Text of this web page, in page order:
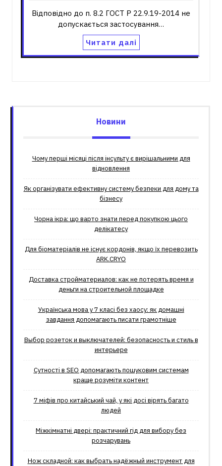
Відповідно до п. 8.2 ГОСТ Р 22.9.19-2014 не
допускається застосування…
Читати далі
Новини
Чому перші місяці після інсульту є вирішальними для
відновлення
Як організувати ефективну систему безпеки для дому та
бізнесу
Чорна ікра: що варто знати перед покупкою цього
делікатесу
Для біоматеріалів не існує кордонів, якщо їх перевозить
ARK.CRYO
Доставка стройматериалов: как не потерять время и
деньги на строительной площадке
Українська мова у 7 класі без хаосу: як домашні
завдання допомагають писати грамотніше
Выбор розеток и выключателей: безопасность и стиль в
интерьере
Сутності в SEO допомагають пошуковим системам
краще розуміти контент
7 міфів про китайський чай, у які досі вірять багато
людей
Міжкімнатні двері: практичний гід для вибору без
розчарувань
Нож складной: как выбрать надёжный инструмент для